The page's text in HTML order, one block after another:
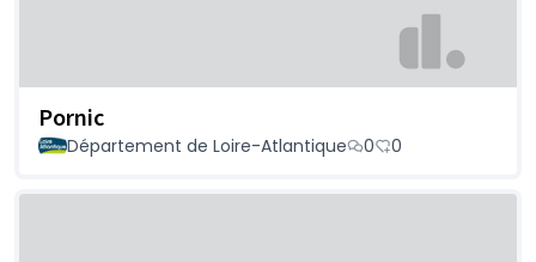
Pornic
Département de Loire-Atlantique 0 0